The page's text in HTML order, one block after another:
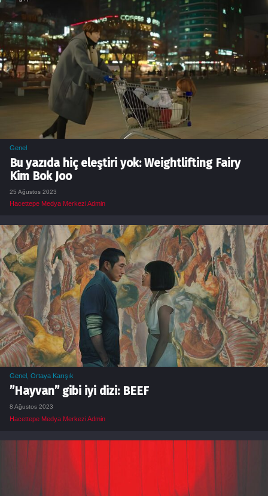
Genel
Bu yazıda hiç eleştiri yok: Weightlifting Fairy
Kim Bok Joo
25 Ağustos 2023
Hacettepe Medya Merkezi Admin
Genel Ortaya Karışık
”Hayvan” gibi iyi dizi: BEEF
8 Ağustos 2023
Hacettepe Medya Merkezi Admin